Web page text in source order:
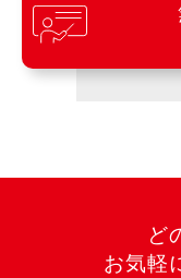
ど
お気軽